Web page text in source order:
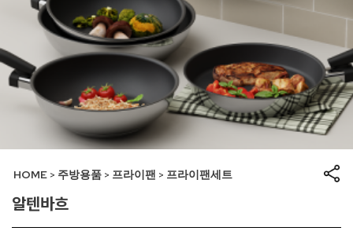
HOME > 주방용품 > 프라이팬 > 프라이팬세트
알텐바흐